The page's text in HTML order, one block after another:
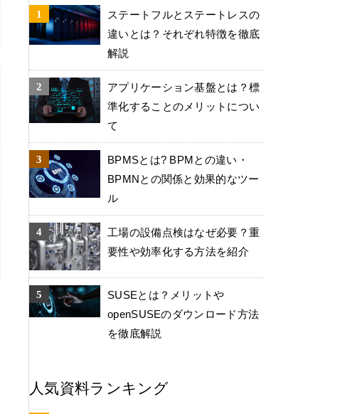
ステートフルとステートレスの
違いとは？それぞれ特徴を徹底
解説
アプリケーション基盤とは？標
準化することのメリットについ
て
BPMSとは? BPMとの違い・
BPMNとの関係と効果的なツー
ル
工場の設備点検はなぜ必要？重
要性や効率化する方法を紹介
SUSEとは？メリットや
openSUSEのダウンロード方法
を徹底解説
人気資料ランキング